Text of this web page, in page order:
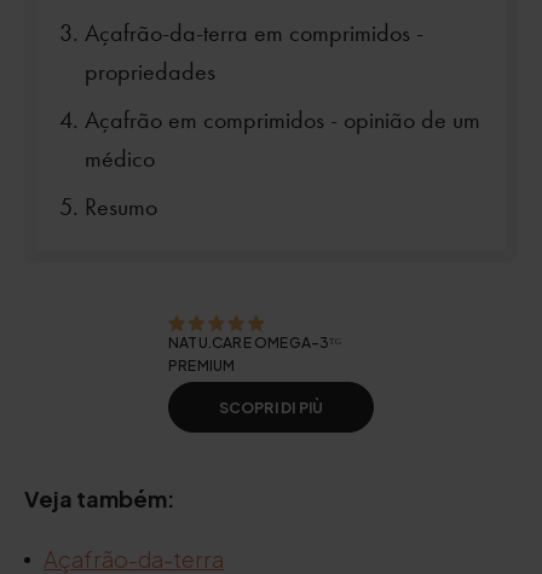
Açafrão-da-terra em comprimidos -
propriedades
Açafrão em comprimidos - opinião de um
médico
Resumo
NATU.CARE OMEGA-3ᵀᴳ
PREMIUM
SCOPRI DI PIÙ
Veja também:
Açafrão-da-terra